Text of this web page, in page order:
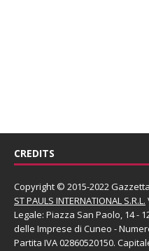
CREDITS
Copyright © 2015-2022
ST PAULS INTERNATIONAL S.R.L.
Legale: Piazza San Paolo, 14 -
delle Imprese di Cuneo -
Partita IVA 02860520150.